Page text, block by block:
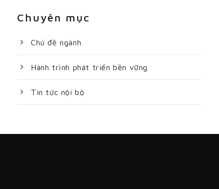
Chuyên mục
Chủ đề ngành
Hành trình phát triển bền vững
Tin tức nội bộ